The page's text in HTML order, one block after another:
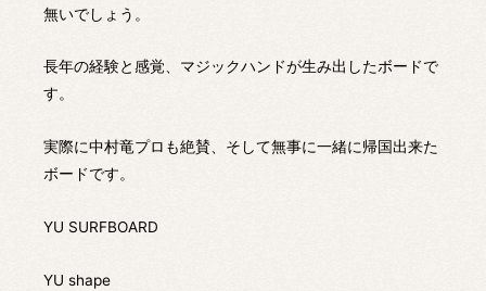
無いでしょう。
長年の経験と感覚、マジックハンドが生み出したボードで
す。
実際に中村竜プロも絶賛、そして無事に一緒に帰国出来た
ボードです。
YU SURFBOARD
YU shape